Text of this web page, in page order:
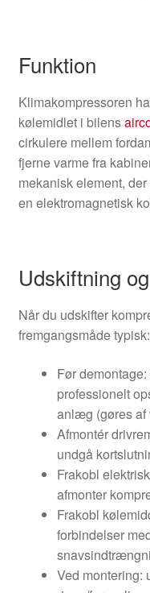
Funktion
Klimakompressoren
kølemidlet i bilens
cirkulere mellem
fjerne varme fra
mekanisk element,
en elektromagnetisk
Udskiftning
Når du udskifter
fremgangsmåde typisk:
Før
professionelt
anlæg (gøres af
Afmontér
undgå
Frakobl
afmonter
Frakobl
forbindelser
Ved montering: